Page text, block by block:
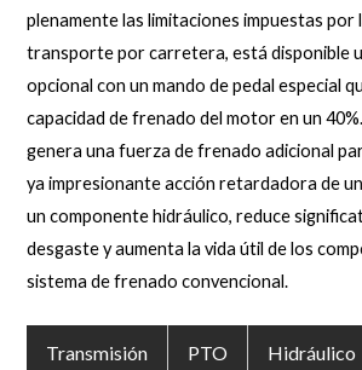
plenamente las limitaciones impuestas por
transporte por carretera, está disponible
opcional con un mando de pedal especial
capacidad de frenado del motor en un
genera una fuerza de frenado adicional
ya impresionante acción retardadora de
un componente hidráulico, reduce
desgaste y aumenta la vida útil de los
sistema de frenado convencional.
Transmisión PTO Hidráulico